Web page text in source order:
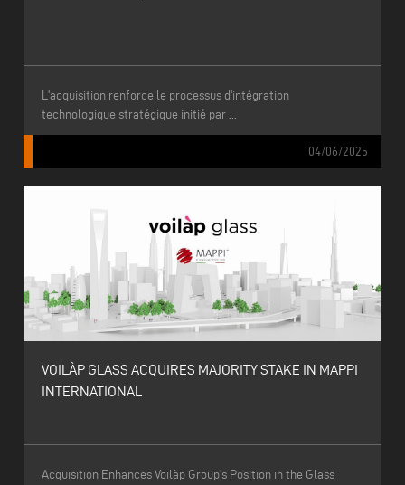
L'acquisition renforce le processus d'intégration
technologique stratégique initié par ...
04/06/2025
VOILÀP GLASS ACQUIRES MAJORITY STAKE IN MAPPI
INTERNATIONAL
Acquisition Enhances Voilàp Group’s Position in the Glass